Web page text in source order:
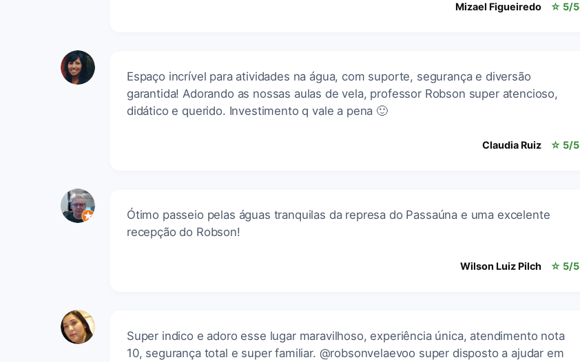
Mizael Figueiredo ☆ 5/5
Espaço incrível para atividades na água, com suporte, segurança e diversão
garantida! Adorando as nossas aulas de vela, professor Robson super atencioso,
didático e querido. Investimento q vale a pena 🙂
Claudia Ruiz ☆ 5/5
Ótimo passeio pelas águas tranquilas da represa do Passaúna e uma excelente
recepção do Robson!
Wilson Luiz Pilch ☆ 5/5
Super indico e adoro esse lugar maravilhoso, experiência única, atendimento nota
10, segurança total e super familiar. @robsonvelaevoo super disposto a ajudar em